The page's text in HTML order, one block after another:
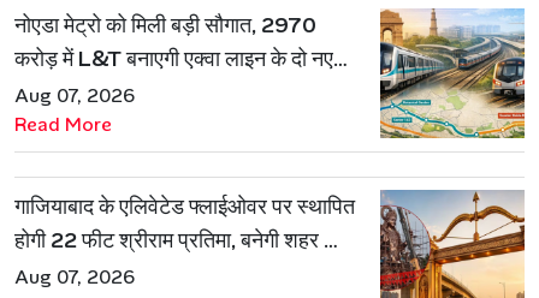
नोएडा मेट्रो को मिली बड़ी सौगात, 2970
करोड़ में L&T बनाएगी एक्वा लाइन के दो नए
रूट
Aug 07, 2026
Read More
गाजियाबाद के एलिवेटेड फ्लाईओवर पर स्थापित
होगी 22 फीट श्रीराम प्रतिमा, बनेगी शहर की
नई पहचान
Aug 07, 2026